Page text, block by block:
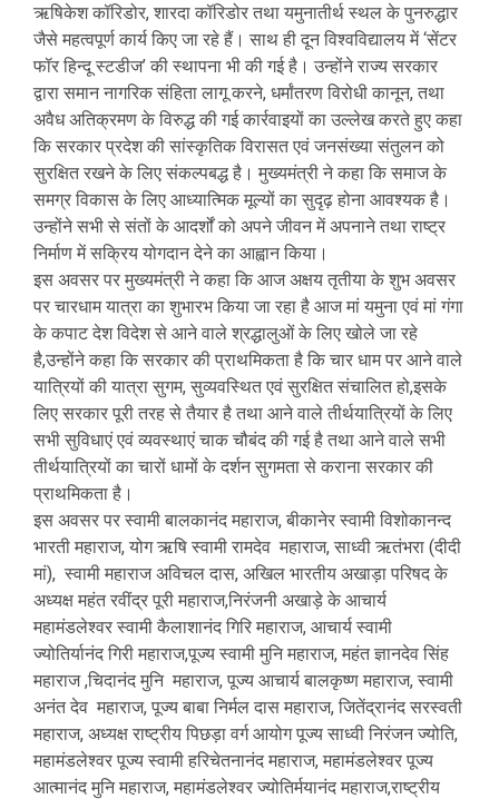
ऋषिकेश कॉरिडोर, शारदा कॉरिडोर तथा यमुनातीर्थ स्थल के पुनरुद्धार
जैसे महत्वपूर्ण कार्य किए जा रहे हैं। साथ ही दून विश्वविद्यालय में ‘सेंटर
फॉर हिन्दू स्टडीज’ की स्थापना भी की गई है। उन्होंने राज्य सरकार
द्वारा समान नागरिक संहिता लागू करने, धर्मांतरण विरोधी कानून, तथा
अवैध अतिक्रमण के विरुद्ध की गई कार्रवाइयों का उल्लेख करते हुए कहा
कि सरकार प्रदेश की सांस्कृतिक विरासत एवं जनसंख्या संतुलन को
सुरक्षित रखने के लिए संकल्पबद्ध है। मुख्यमंत्री ने कहा कि समाज के
समग्र विकास के लिए आध्यात्मिक मूल्यों का सुदृढ़ होना आवश्यक है।
उन्होंने सभी से संतों के आदर्शों को अपने जीवन में अपनाने तथा राष्ट्र
निर्माण में सक्रिय योगदान देने का आह्वान किया।
इस अवसर पर मुख्यमंत्री ने कहा कि आज अक्षय तृतीया के शुभ अवसर
पर चारधाम यात्रा का शुभारभ किया जा रहा है आज मां यमुना एवं मां गंगा
के कपाट देश विदेश से आने वाले श्रद्धालुओं के लिए खोले जा रहे
है,उन्होंने कहा कि सरकार की प्राथमिकता है कि चार धाम पर आने वाले
यात्रियों की यात्रा सुगम, सुव्यवस्थित एवं सुरक्षित संचालित हो,इसके
लिए सरकार पूरी तरह से तैयार है तथा आने वाले तीर्थयात्रियों के लिए
सभी सुविधाएं एवं व्यवस्थाएं चाक चौबंद की गई है तथा आने वाले सभी
तीर्थयात्रियों का चारों धामों के दर्शन सुगमता से कराना सरकार की
प्राथमिकता है।
इस अवसर पर स्वामी बालकानंद महाराज, बीकानेर स्वामी विशोकानन्द
भारती महाराज, योग ऋषि स्वामी रामदेव महाराज, साध्वी ऋतंभरा (दीदी
मां), स्वामी महाराज अविचल दास, अखिल भारतीय अखाड़ा परिषद के
अध्यक्ष महंत रवींद्र पूरी महाराज,निरंजनी अखाड़े के आचार्य
महामंडलेश्वर स्वामी कैलाशानंद गिरि महाराज, आचार्य स्वामी
ज्योतिर्यानंद गिरी महाराज,पूज्य स्वामी मुनि महाराज, महंत ज्ञानदेव सिंह
महाराज ,चिदानंद मुनि महाराज, पूज्य आचार्य बालकृष्ण महाराज, स्वामी
अनंत देव महाराज, पूज्य बाबा निर्मल दास महाराज, जितेंद्रानंद सरस्वती
महाराज, अध्यक्ष राष्ट्रीय पिछड़ा वर्ग आयोग पूज्य साध्वी निरंजन ज्योति,
महामंडलेश्वर पूज्य स्वामी हरिचेतनानंद महाराज, महामंडलेश्वर पूज्य
आत्मानंद मुनि महाराज, महामंडलेश्वर ज्योतिर्मयानंद महाराज,राष्ट्रीय